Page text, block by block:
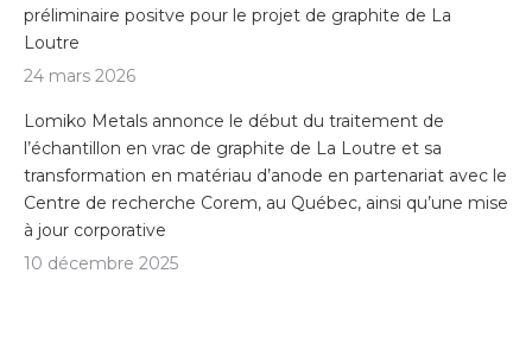
préliminaire positve pour le projet de graphite de La
Loutre
24 mars 2026
Lomiko Metals annonce le début du traitement de
l’échantillon en vrac de graphite de La Loutre et sa
transformation en matériau d’anode en partenariat avec le
Centre de recherche Corem, au Québec, ainsi qu’une mise
à jour corporative
10 décembre 2025